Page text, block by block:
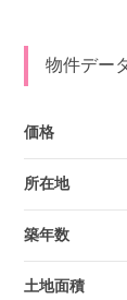
物件デー
価格
所在地
築年数
土地面積